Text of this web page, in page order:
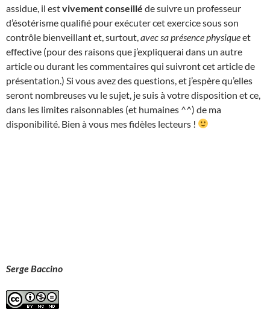
assidue, il estvivement conseillé de suivre un professeur
d’ésotérisme qualifié pour exécuter cet exercice sous son
contrôle bienveillant et, surtout, avec sa présence physiqueet
effective (pour des raisons que j’expliquerai dans un autre
article ou durant les commentaires qui suivront cet article de
présentation.) Si vous avez des questions, et j’espère qu’elles
seront nombreuses vu le sujet, je suis à votre disposition et ce,
dans les limites raisonnables (et humaines ^^) de ma
disponibilité. Bien à vous mes fidèles lecteurs !
Serge Baccino